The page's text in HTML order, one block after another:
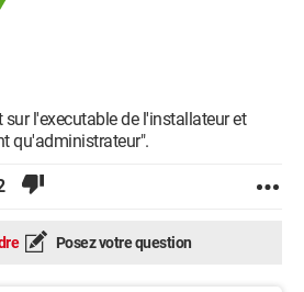
l'executable de l'installateur et
qu'administrateur".
Posez votre question